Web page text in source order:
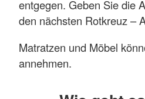
entgegen. Geben Sie die
den nächsten Rotkreuz –
Matratzen und Möbel
annehmen.